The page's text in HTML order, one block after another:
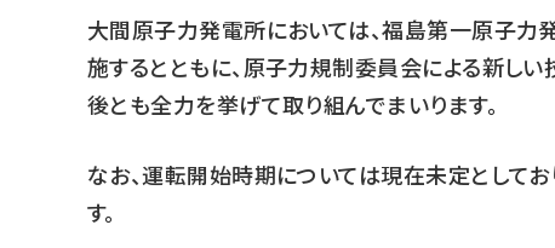
大間原子力発電所においては、福島第一原子
施するとともに、原子力規制委員会による新し
後とも全力を挙げて取り組んでまいります。
なお、運転開始時期については現在未定として
す。